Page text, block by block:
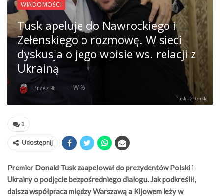
WIADOMOŚCI
Tusk apeluje do Nawrockiego i
Zełenskiego o rozmowę. W sieci
dyskusja o jego wpisie ws. relacji z
Ukrainą
Przez % W %
Tusk i Zełenski
1
Udostępnij
Premier Donald Tusk zaapelował do prezydentów Polski i
Ukrainy o podjęcie bezpośredniego dialogu. Jak podkreślił,
dalsza współpraca między Warszawą a Kijowem leży w